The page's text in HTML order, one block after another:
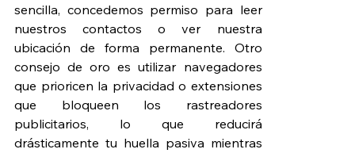
sencilla, concedemos permiso para leer
nuestros contactos o ver nuestra
ubicación de forma permanente. Otro
consejo de oro es utilizar navegadores
que prioricen la privacidad o extensiones
que bloqueen los rastreadores
publicitarios, lo que reducirá
drásticamente tu huella pasiva mientras